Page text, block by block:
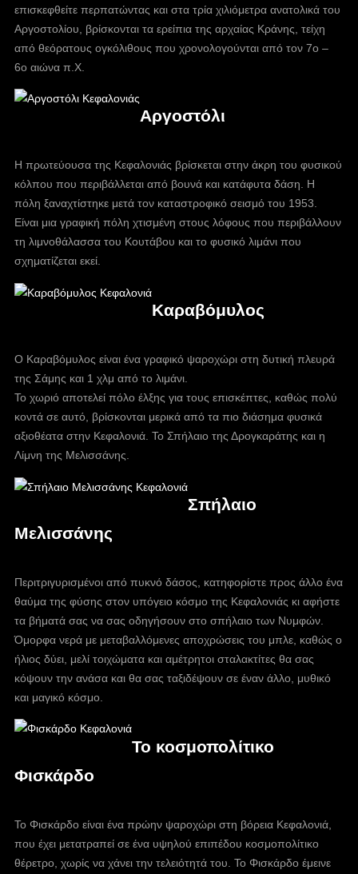
επισκεφθείτε περπατώντας και στα τρία χιλιόμετρα ανατολικά του
Αργοστολίου, βρίσκονται τα ερείπια της αρχαίας Κράνης, τείχη
από θεόρατους ογκόλιθους που χρονολογούνται από τον 7ο –
6ο αιώνα π.Χ.
Αργοστόλι
Η πρωτεύουσα της Κεφαλονιάς βρίσκεται στην άκρη του φυσικού
κόλπου που περιβάλλεται από βουνά και κατάφυτα δάση. Η
πόλη ξαναχτίστηκε μετά τον καταστροφικό σεισμό του 1953.
Είναι μια γραφική πόλη χτισμένη στους λόφους που περιβάλλουν
τη λιμνοθάλασσα του Κουτάβου και το φυσικό λιμάνι που
σχηματίζεται εκεί.
Καραβόμυλος
Ο Καραβόμυλος είναι ένα γραφικό ψαροχώρι στη δυτική πλευρά
της Σάμης και 1 χλμ από το λιμάνι.
Το χωριό αποτελεί πόλο έλξης για τους επισκέπτες, καθώς πολύ
κοντά σε αυτό, βρίσκονται μερικά από τα πιο διάσημα φυσικά
αξιοθέατα στην Κεφαλονιά. Το Σπήλαιο της Δρογκαράτης και η
Λίμνη της Μελισσάνης.
Σπήλαιο
Μελισσάνης
Περιτριγυρισμένοι από πυκνό δάσος, κατηφορίστε προς άλλο ένα
θαύμα της φύσης στον υπόγειο κόσμο της Κεφαλονιάς κι αφήστε
τα βήματά σας να σας οδηγήσουν στο σπήλαιο των Νυμφών.
Όμορφα νερά με μεταβαλλόμενες αποχρώσεις του μπλε, καθώς ο
ήλιος δύει, μελί τοιχώματα και αμέτρητοι σταλακτίτες θα σας
κόψουν την ανάσα και θα σας ταξιδέψουν σε έναν άλλο, μυθικό
και μαγικό κόσμο.
Το κοσμοπολίτικο
Φισκάρδο
Το Φισκάρδο είναι ένα πρώην ψαροχώρι στη βόρεια Κεφαλονιά,
που έχει μετατραπεί σε ένα υψηλού επιπέδου κοσμοπολίτικο
θέρετρο, χωρίς να χάνει την τελειότητά του. Το Φισκάρδο έμεινε